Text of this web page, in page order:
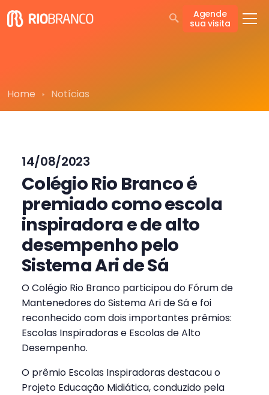
Agende
sua visita
Home Notícias
14/08/2023
Colégio Rio Branco é
premiado como escola
inspiradora e de alto
desempenho pelo
Sistema Ari de Sá
O Colégio Rio Branco participou do Fórum de
Mantenedores do Sistema Ari de Sá e foi
reconhecido com dois importantes prêmios:
Escolas Inspiradoras e Escolas de Alto
Desempenho.
O prêmio Escolas Inspiradoras destacou o
Projeto Educação Midiática, conduzido pela